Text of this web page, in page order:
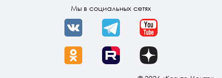
Мы в социальных сетях
VK Telegram YouTube
OK Rutube Dzen